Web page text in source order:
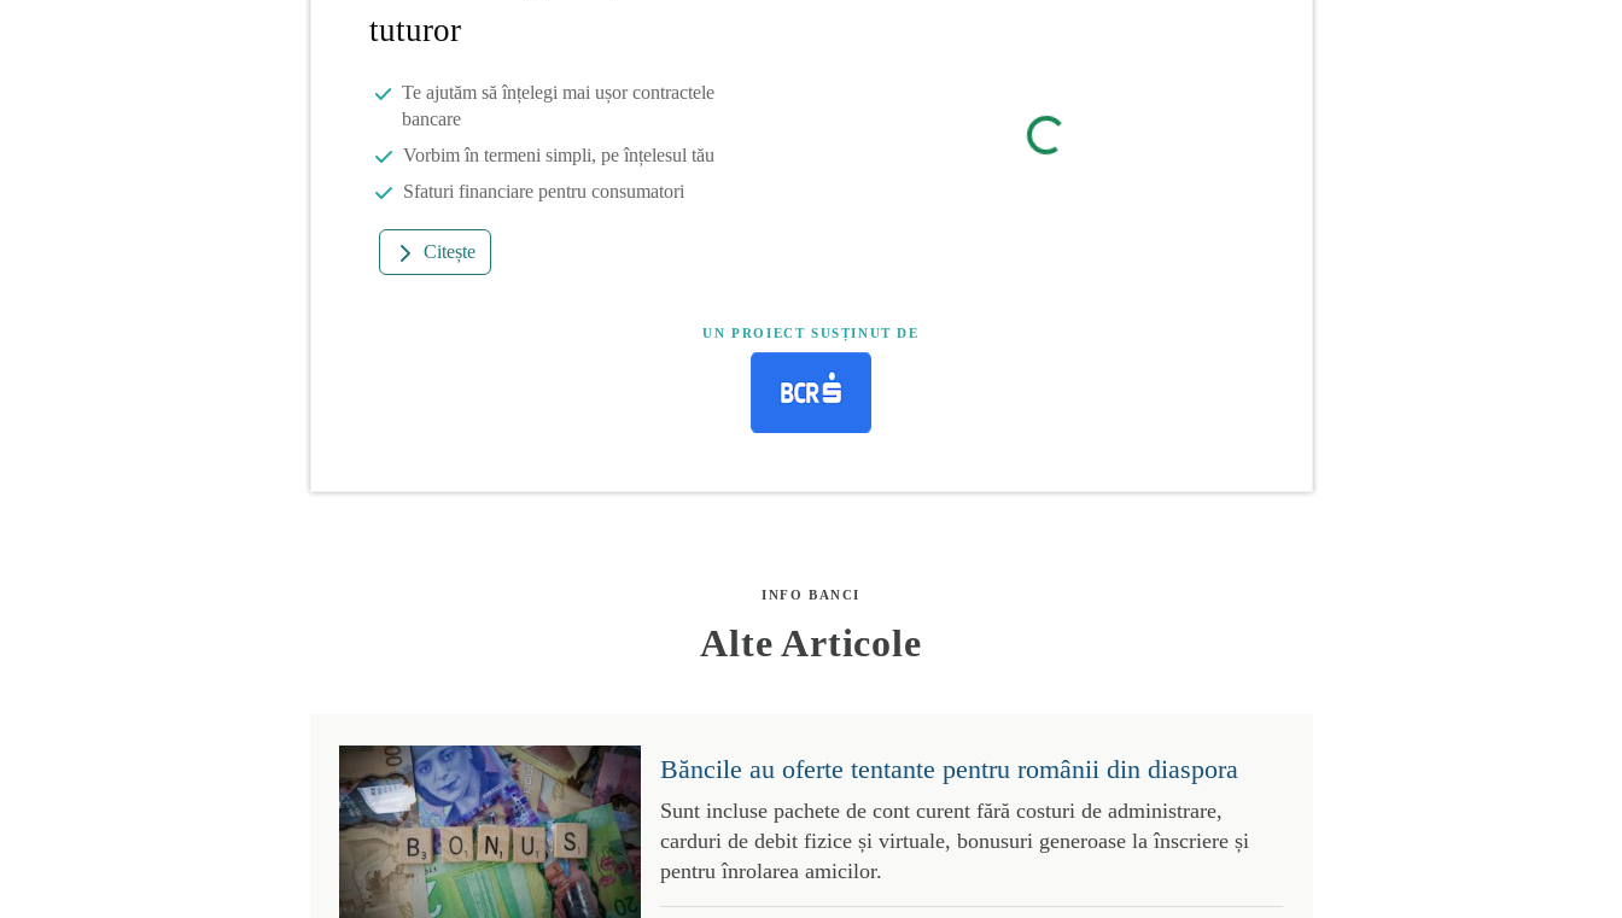
tuturor
Te ajutăm să înțelegi mai ușor contractele
bancare
Vorbim în termeni simpli, pe înțelesul tău
Sfaturi financiare pentru consumatori
Citește
UN PROIECT SUSȚINUT DE
INFO BANCI
Alte Articole
Băncile au oferte tentante pentru românii din diaspora
Sunt incluse pachete de cont curent fără costuri de administrare,
carduri de debit fizice și virtuale, bonusuri generoase la înscriere și
pentru înrolarea amicilor.